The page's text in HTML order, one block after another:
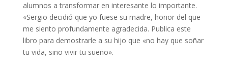
alumnos a transformar en interesante lo importante.
«Sergio decidió que yo fuese su madre, honor del que
me siento profundamente agradecida. Publica este
libro para demostrarle a su hijo que «no hay que soñar
tu vida, sino vivir tu sueño».